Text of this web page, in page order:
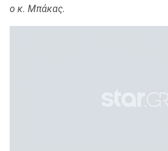
ο κ. Μπάκας.